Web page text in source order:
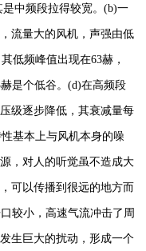
中频段拉得较宽。(b)一
流量大的风机，声强由低
低频峰值出现在63赫，
是个低谷。(d)在高频段
级逐步降低，其衰减量每
基本上与风机本身的噪
，对人的听觉虽不造成大
可以传播到很远的地方而
较小，高速气流冲击了周
生巨大的扰动，形成一个